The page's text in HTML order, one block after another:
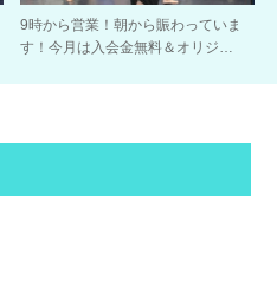
9時から営業！朝から賑わっていま
す！今月は入会金無料＆オリジ…